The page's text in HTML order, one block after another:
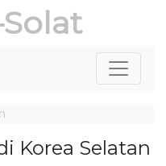
Korea Selatan